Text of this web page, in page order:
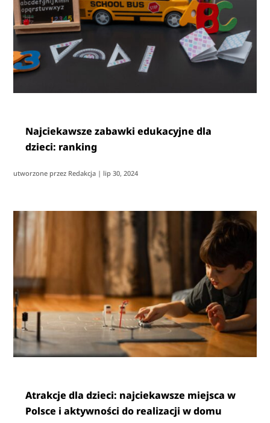
Najciekawsze zabawki edukacyjne dla
dzieci: ranking
utworzone przez Redakcja | lip 30, 2024
Atrakcje dla dzieci: najciekawsze miejsca w
Polsce i aktywności do realizacji w domu